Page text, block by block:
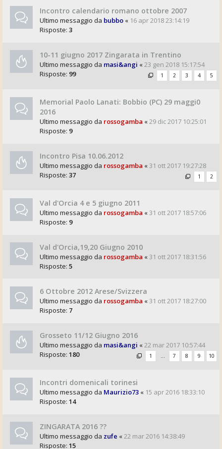
Incontro calendario romano ottobre 2007
Ultimo messaggio da bubbo « 16 apr 2018 23:14:19
Risposte: 3
10-11 giugno 2017 Zingarata in Trentino
Ultimo messaggio da masi&angi «23 gen 2018 15:17:54
Risposte: 99 1 2 3 4 5
Memorial Paolo Lanati: Bobbio (PC) 29 maggi0
2016
Ultimo messaggio da rossogamba «29 dic 2017 10:25:01
Risposte: 9
Incontro Pisa 10.06.2012
Ultimo messaggio da rossogamba «31 ott 2017 19:27:28
Risposte: 37 1 2
Val d'Orcia 4 e 5 giugno 2011
Ultimo messaggio da rossogamba «31 ott 2017 18:57:06
Risposte: 9
Val d'Orcia,19,20 Giugno 2010
Ultimo messaggio da rossogamba «31 ott 2017 18:31:56
Risposte: 5
6 Ottobre 2012 Arese/Svizzera
Ultimo messaggio da rossogamba «31 ott 2017 18:27:00
Risposte: 7
Grosseto 11/12 Giugno 2016
Ultimo messaggio da masi&angi «22 mar 2017 10:57:44
Risposte: 180 1 … 7 8 9 10
Incontri domenicali torinesi
Ultimo messaggio da Maurizio73 « 15 apr 2016 18:33:10
Risposte: 14
ZINGARATA 2016 ??
Ultimo messaggio da zufe «22 mar 2016 14:38:49
Risposte: 15